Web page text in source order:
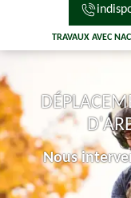
TRAVAUX AVEC
Nous